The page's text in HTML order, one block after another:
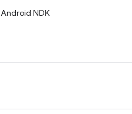
Android NDK